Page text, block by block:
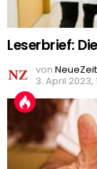
Leserbrief:
von
3. April 2023,